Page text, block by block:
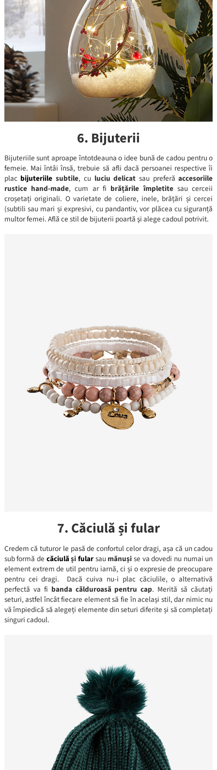
6. Bijuterii
Bijuteriile sunt aproape întotdeauna o idee bună de cadou pentru o
femeie. Mai întâi însă, trebuie să afli dacă persoanei respective îi
plac bijuteriile subtile, cu luciu delicat sau preferăaccesoriile
rustice hand-made, cum ar fi brățările împletitesau cerceii
croșetați originali. O varietate de coliere, inele, brățări și cercei
(subtili sau mari și expresivi, cu pandantiv, vor plăcea cu siguranță
multor femei. Află ce stil de bijuterii poartă şi alege cadoul potrivit.
7. Căciulă și fular
Credem că tuturor le pasă de confortul celor dragi, așa că un cadou
sub formă de căciulășifularsau mănușise va dovedi nu numai un
element extrem de util pentru iarnă, ci și o expresie de preocupare
pentru cei dragi. Dacă cuiva nu-i plac căciulile, o alternativă
perfectă va fi banda călduroasă pentru cap. Merită să căutați
seturi, astfel încât fiecare element să fie în același stil, dar nimic nu
vă împiedică să alegeți elemente din seturi diferite și să completați
singuri cadoul.